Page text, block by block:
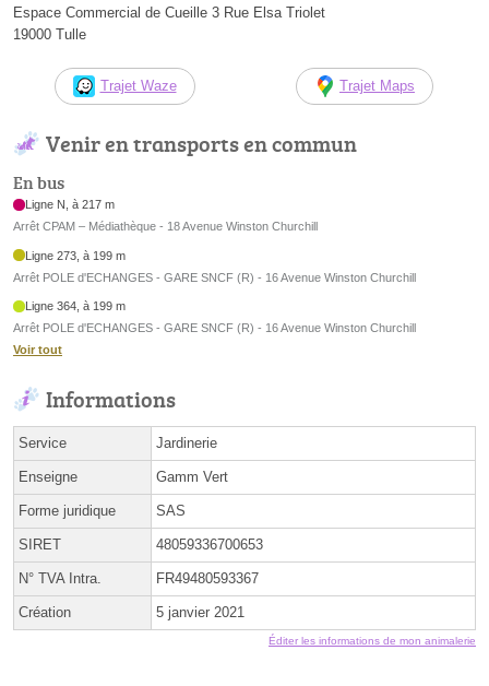
Espace Commercial de Cueille 3 Rue Elsa Triolet
19000 Tulle
Trajet Waze Trajet Maps
Venir en transports en commun
En bus
Ligne N, à 217 m
Arrêt CPAM – Médiathèque - 18 Avenue Winston Churchill
Ligne 273, à 199 m
Arrêt POLE d'ECHANGES - GARE SNCF (R) - 16 Avenue Winston Churchill
Ligne 364, à 199 m
Arrêt POLE d'ECHANGES - GARE SNCF (R) - 16 Avenue Winston Churchill
Voir tout
Informations
Service Jardinerie
Enseigne Gamm Vert
Forme juridique SAS
SIRET 48059336700653
N° TVA Intra. FR49480593367
Création 5 janvier 2021
Éditer les informations de mon animalerie